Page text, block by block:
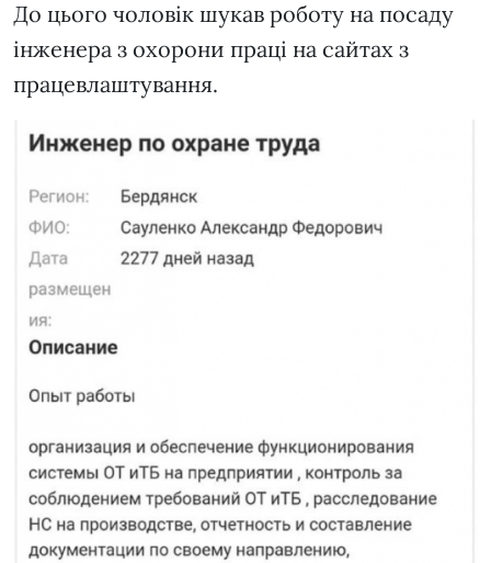
До цього чоловік шукав роботу на посаду
інженера з охорони праці на сайтах з
працевлаштування.